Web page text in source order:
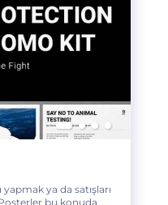
ya da satışları
bu konuda